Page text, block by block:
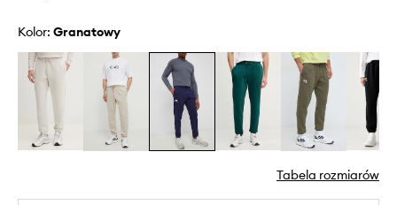
Kolor: granatowy
Tabela rozmiarów